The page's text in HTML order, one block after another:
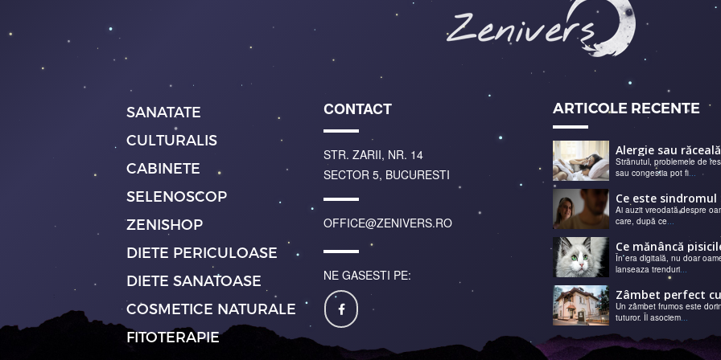
SANATATE
CULTURALIS
CABINETE
SELENOSCOP
ZENISHOP
DIETE PERICULOASE
DIETE SANATOASE
COSMETICE NATURALE
FITOTERAPIE
CONTACT
STR. ZARII, NR. 14
SECTOR 5, BUCURESTI
OFFICE@ZENIVERS.RO
NE GASESTI PE:
ARTICOLE RECENTE
Strănutul, problemele de
sau congestia pot fi...
Ai auzit vreodată despre
care, după ce...
În era digitală, nu doar
lanseaza trenduri...
Un zâmbet frumos este
tuturor. Îl asociem...